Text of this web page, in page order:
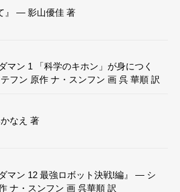
』 — 影山優佳 著
マン 1 「科学のキホン」が身につく
フン 原作 ナ・スンフン 画 呉 華順 訳
なえ 著
ダマン 12 最強ロボット決戦!編』 — シ
ナ・スンフン 画 呉華順 訳